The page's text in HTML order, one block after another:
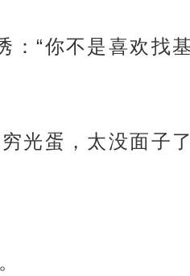
：“你不是喜欢找
光蛋，太没面子